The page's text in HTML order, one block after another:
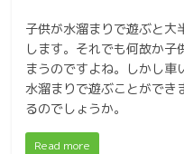
子供が水溜まりで遊ぶと大
します。それでも何故か
まうのですよね。しかし車
水溜まりで遊ぶことができ
るのでしょうか。
Read more